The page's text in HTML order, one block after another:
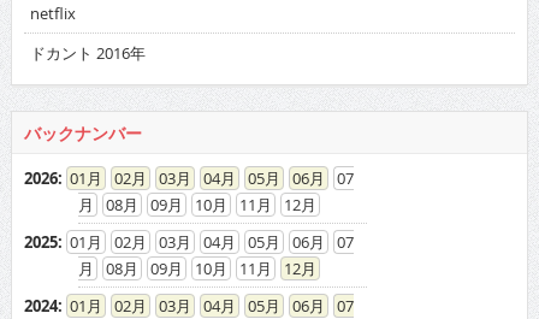
netflix
ドカント 2016年
バックナンバー
2026: 01 02 03 04 05 06
07
08
09 10 11
12
2025: 01 02 03 04 05 06
07
08
09 10 11
12
2024: 01 02 03 04 05 06
07